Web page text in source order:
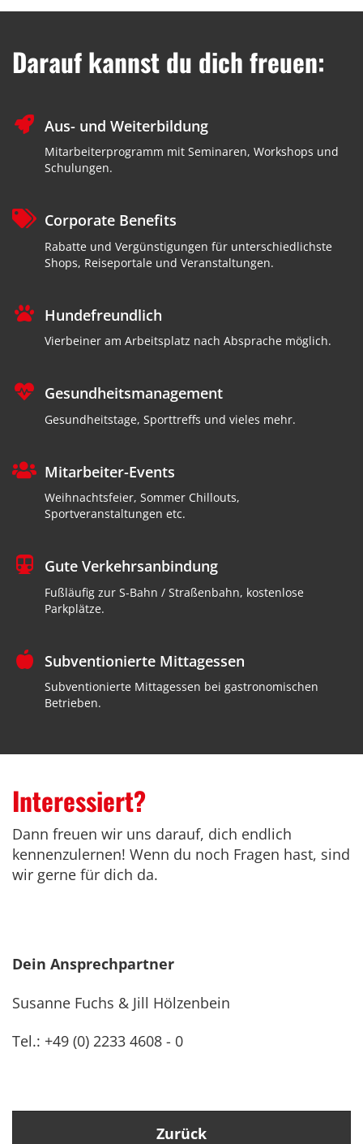
Darauf kannst du dich freuen:
Aus- und Weiterbildung
Mitarbeiterprogramm mit Seminaren, Workshops und
Schulungen.
Corporate Benefits
Rabatte und Vergünstigungen für unterschiedlichste
Shops, Reiseportale und Veranstaltungen.
Hundefreundlich
Vierbeiner am Arbeitsplatz nach Absprache möglich.
Gesundheitsmanagement
Gesundheitstage, Sporttreffs und vieles mehr.
Mitarbeiter-Events
Weihnachtsfeier, Sommer Chillouts,
Sportveranstaltungen etc.
Gute Verkehrsanbindung
Fußläufig zur S-Bahn / Straßenbahn, kostenlose
Parkplätze.
Subventionierte Mittagessen
Subventionierte Mittagessen bei gastronomischen
Betrieben.
Interessiert?
Dann freuen wir uns darauf, dich endlich
kennenzulernen! Wenn du noch Fragen hast, sind
wir gerne für dich da.
Dein Ansprechpartner
Susanne Fuchs & Jill Hölzenbein
Tel.: +49 (0) 2233 4608 - 0
Zurück